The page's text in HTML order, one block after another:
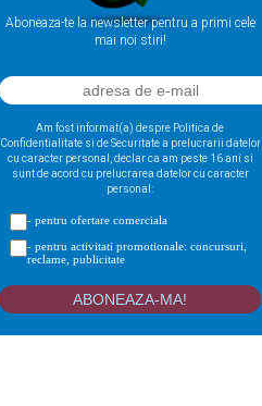
Aboneaza-te la newsletter pentru a primi cele
mai noi stiri!
Am fost informat(a) despre Politica de
Confidentialitate si de Securitate a prelucrarii datelor
cu caracter personal, declar ca am peste 16 ani si
sunt de acord cu prelucrarea datelor cu caracter
personal:
- pentru ofertare comerciala
- pentru activitati promotionale: concursuri,
reclame, publicitate